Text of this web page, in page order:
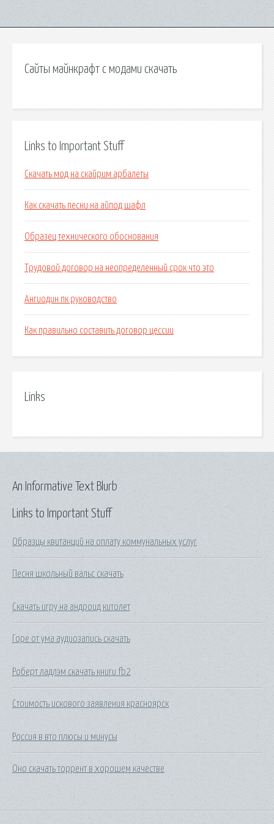
Сайты майнкрафт с модами скачать
Links to Important Stuff
Скачать мод на скайрим арбалеты
Как скачать песни на айпод шафл
Образец технического обоснования
Трудовой договор на неопределенный срок что это
Ангиодин пк руководство
Как правильно составить договор цессии
Links
Links to Important Stuff
Образцы квитанций на оплату коммунальных услуг
Песня школьный вальс скачать
Скачать игру на андроид китолет
Горе от ума аудиозапись скачать
Роберт ладлэм скачать книги fb2
Стоимость искового заявления красноярск
Россия в вто плюсы и минусы
Оно скачать торрент в хорошем качестве
An Informative Text Blurb